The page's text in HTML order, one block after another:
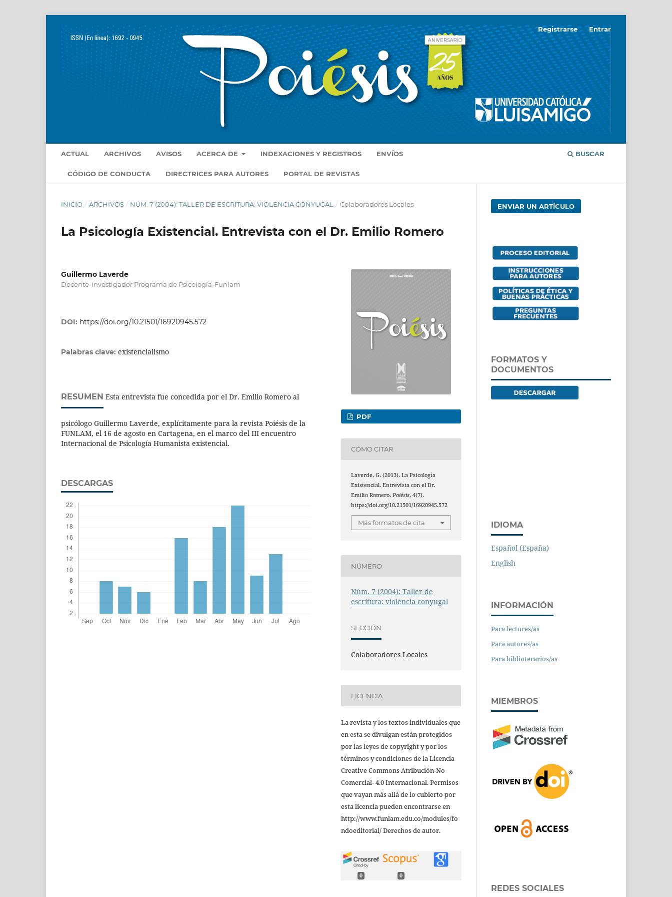
ACTUAL ARCHIVOS AVISOS ACERCA DE INDEXACIONES Y REGISTROS ENVÍOS
CÓDIGO DE CONDUCTA DIRECTRICES PARA AUTORES PORTAL DE REVISTAS
BUSCAR
Registrarse Entrar
INICIO / ARCHIVOS / NÚM. 7 (2004): TALLER DE ESCRITURA: VIOLENCIA CONYUGAL / Colaboradores Locales
La Psicología Existencial. Entrevista con el Dr. Emilio Romero
Guillermo Laverde
Docente-investigador Programa de Psicología-Funlam
DOI: https://doi.org/10.21501/16920945.572
Palabras clave: existencialismo
RESUMEN Esta entrevista fue concedida por el Dr. Emilio Romero al
psicólogo Guillermo Laverde, explícitamente para la revista Poiésis de la
FUNLAM, el 16 de agosto en Cartagena, en el marco del III encuentro
Internacional de Psicología Humanista existencial.
DESCARGAS
PDF
CÓMO CITAR
Laverde, G. (2013). La Psicología
Existencial. Entrevista con el Dr.
Emilio Romero.Poiésis,4(7).
https://doi.org/10.21501/16920945.572
Más formatos de cita
NÚMERO
Núm. 7 (2004): Taller de
escritura: violencia conyugal
SECCIÓN
Colaboradores Locales
LICENCIA
La revista y los textos individuales que
en esta se divulgan están protegidos
por las leyes de copyright y por los
términos y condiciones de la Licencia
Creative Commons Atribución-No
Comercial- 4.0 Internacional. Permisos
que vayan más allá de lo cubierto por
esta licencia pueden encontrarse en
http://www.funlam.edu.co/modules/fo
ndoeditorial/ Derechos de autor.
0 0
ENVIAR UN ARTÍCULO
FORMATOS Y
DOCUMENTOS
IDIOMA
Español (España)
English
INFORMACIÓN
Para lectores/as
Para autores/as
Para bibliotecarios/as
MIEMBROS
REDES SOCIALES